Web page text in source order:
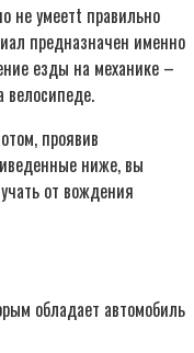
не умеетt правильно
предназначен именно
езды на механике –
велосипеде.
проявив
ниже, вы
от вождения
обладает автомобиль